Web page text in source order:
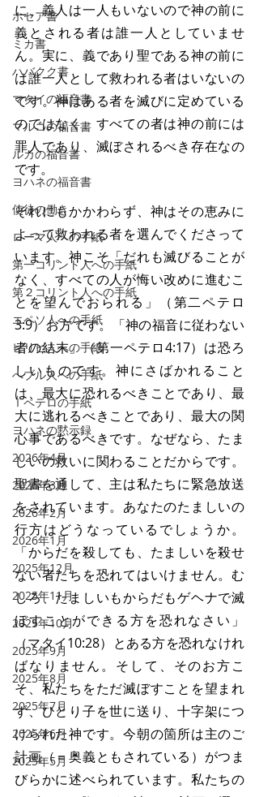
ホセア書
ミカ書
ハバクク書
マタイの福音書
マルコの福音書
ルカの福音書
ヨハネの福音書
使徒の働き
ローマ人への手紙
第一コリント人への手紙
第２コリント人への手紙
エペソ人への手紙
ピリピ人への手紙
へブル人への手紙
Ⅰペテロの手紙
ヨハネの黙示録
2026年4月
2026年3月
2026年2月
2026年1月
2025年12月
2025年11月
2025年10月
2025年9月
2025年8月
2025年7月
2025年6月
2025年5月
に、義人は一人もいないので神の前に
義とされる者は誰一人としていませ
ん。実に、義であり聖である神の前に
は誰一人として救われる者はいないの
です。神はある者を滅びに定めている
のではなく、すべての者は神の前には
罪人であり、滅ぼされるべき存在なの
です。
それにもかかわらず、神はその恵みに
よって救われる者を選んでくださって
います。神こそ「だれも滅びることが
なく、すべての人が悔い改めに進むこ
とを望んでおられる」（第二ペテロ
3:9）お方です。「神の福音に従わない
者の結末」（第一ペテロ4:17）は恐ろ
しいものです。神にさばかれること
は、最大に恐れるべきことであり、最
大に逃れるべきことであり、最大の関
心事であるべきです。なぜなら、たま
しいの救いに関わることだからです。
聖書を通して、主は私たちに緊急放送
をされています。あなたのたましいの
行方はどうなっているでしょうか。
「からだを殺しても、たましいを殺せ
ない者たちを恐れてはいけません。む
しろ、たましいもからだもゲヘナで滅
ぼすことができる方を恐れなさい」
（マタイ10:28）とある方を恐れなけれ
ばなりません。そして、そのお方こ
そ、私たちをただ滅ぼすことを望まれ
ず、ひとり子を世に送り、十字架につ
けられた神です。今朝の箇所は主のご
計画（＝奥義ともされている）がつま
びらかに述べられています。私たちの